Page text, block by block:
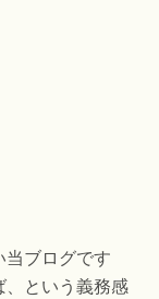
ブログです
、という義務感